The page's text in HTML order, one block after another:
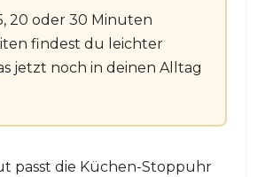
20 oder 30 Minuten
findest du leichter
jetzt noch in deinen Alltag
passt die Küchen-Stoppuhr